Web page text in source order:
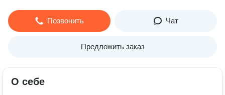
Позвонить Чат
Предложить заказ
О себе